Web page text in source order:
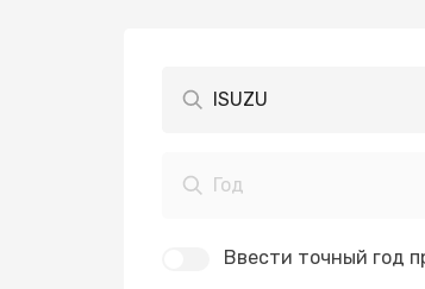
ISUZU
Год
Ввести точный год